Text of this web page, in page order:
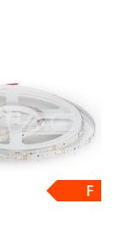
F